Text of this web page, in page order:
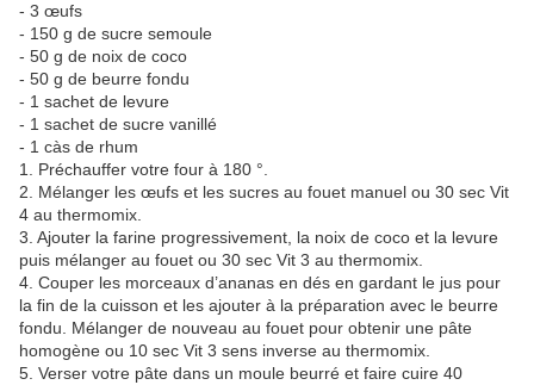
- 3 œufs
- 150 g de sucre semoule
- 50 g de noix de coco
- 50 g de beurre fondu
- 1 sachet de levure
- 1 sachet de sucre vanillé
- 1 càs de rhum
1. Préchauffer votre four à 180 °.
2. Mélanger les œufs et les sucres au fouet manuel ou 30 sec Vit
4 au thermomix.
3. Ajouter la farine progressivement, la noix de coco et la levure
puis mélanger au fouet ou 30 sec Vit 3 au thermomix.
4. Couper les morceaux d’ananas en dés en gardant le jus pour
la fin de la cuisson et les ajouter à la préparation avec le beurre
fondu. Mélanger de nouveau au fouet pour obtenir une pâte
homogène ou 10 sec Vit 3 sens inverse au thermomix.
5. Verser votre pâte dans un moule beurré et faire cuire 40